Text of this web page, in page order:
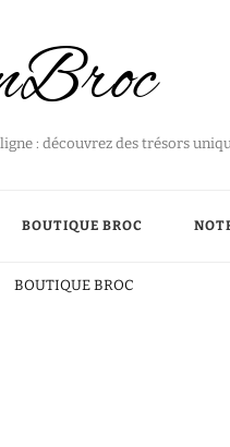
: découvrez des trésors
BOUTIQUE BROC
BOUTIQUE BROC